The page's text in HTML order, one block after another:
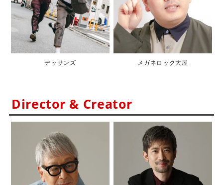
デッサンズ メガネロック大屋
Director & Creator